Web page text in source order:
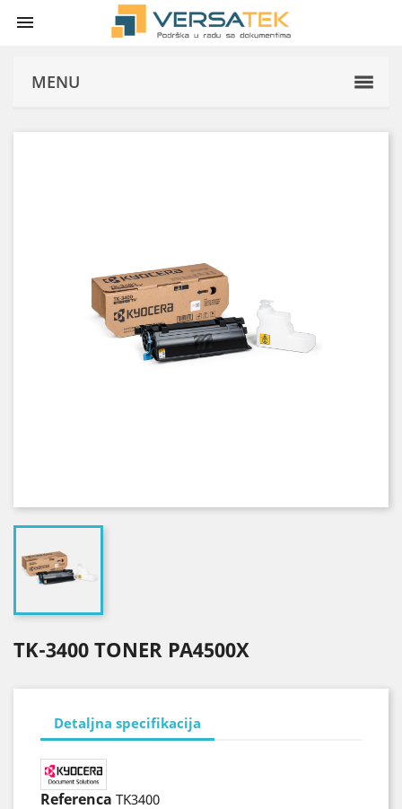

MENU
TK-3400 TONER PA4500X
Detaljna specifikacija
Referenca TK3400